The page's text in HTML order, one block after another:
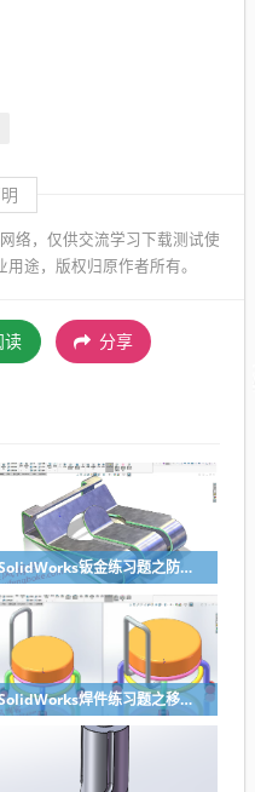
络，仅供交流学习下载测试使
途，版权归原作者所有。
读 分享
SolidWorks钣金练习题之防松档卡建模，钣金命令综合练习
SolidWorks焊件练习题之移动小矮凳，思路对了就不难